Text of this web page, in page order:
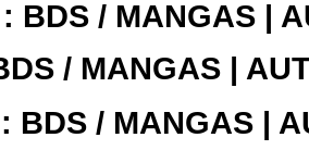
: BDS / MANGAS |
/ MANGAS |
: BDS / MANGAS |